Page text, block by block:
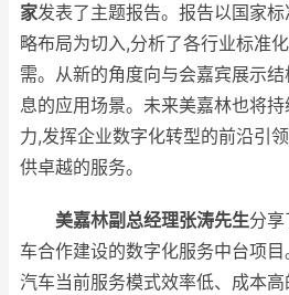
家发表了主题报告。报告以国家
略布局为切入,分析了各行业标准
需。从新的角度向与会嘉宾展示
息的应用场景。未来美嘉林也将
力,发挥企业数字化转型的前沿引
供卓越的服务。
美嘉林副总经理张涛先生分
车合作建设的数字化服务中台项
汽车当前服务模式效率低、成本